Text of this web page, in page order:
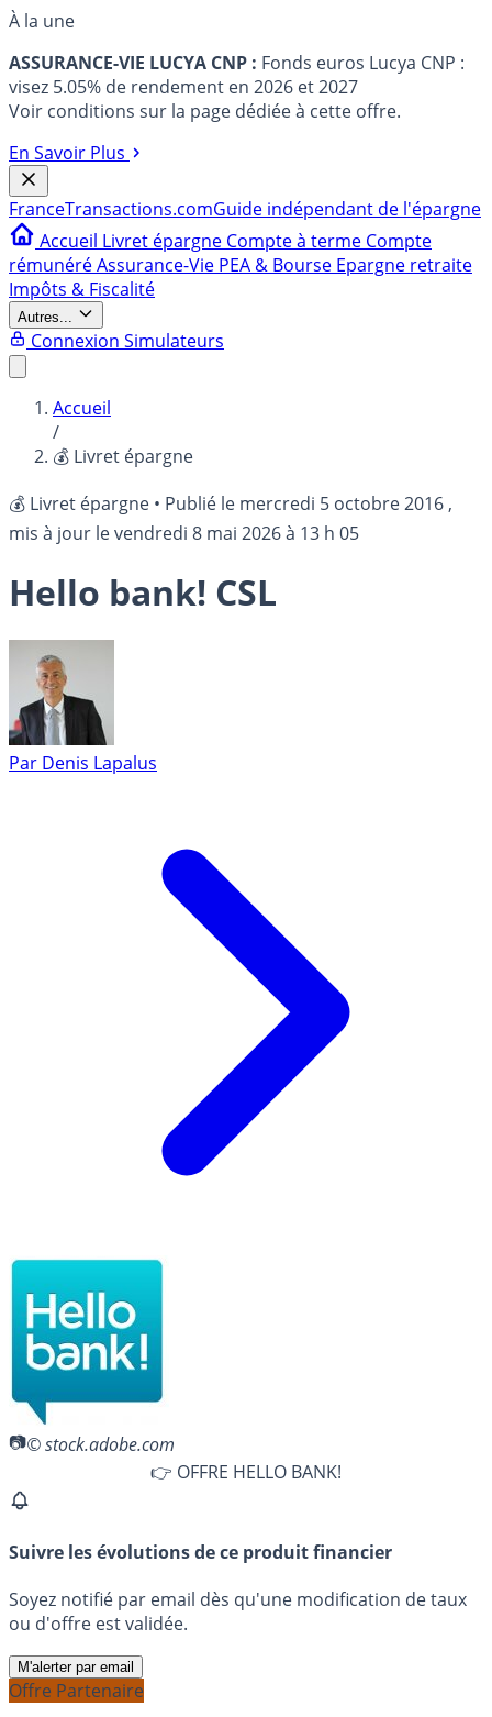
À la une
ASSURANCE-VIE LUCYA CNP : Fonds euros Lucya CNP :
visez 5.05% de rendement en 2026 et 2027
Voir conditions sur la page dédiée à cette offre.
En Savoir Plus
FranceTransactions.comGuide indépendant de l'épargne
Accueil Livret épargne Compte à terme Compte
rémunéréAssurance-Vie PEA & Bourse Epargne retraite
Impôts & Fiscalité
Autres...
Connexion Simulateurs
Accueil
/
💰 Livret épargne
💰 Livret épargne • Publié le mercredi 5 octobre 2016 ,
mis à jour levendredi 8 mai 2026 à 13 h 05
Hello bank! CSL
Par Denis Lapalus
© stock.adobe.com
👉 OFFRE HELLO BANK!
Suivre les évolutions de ce produit financier
Soyez notifié par email dès qu'une modification de taux
ou d'offre est validée.
M'alerter par email
Offre Partenaire